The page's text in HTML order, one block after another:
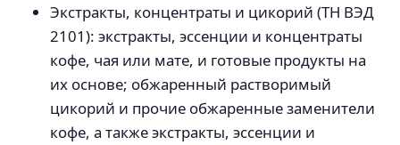
Экстракты, концентраты и цикорий (ТН ВЭД
2101): экстракты, эссенции и концентраты
кофе, чая или мате, и готовые продукты на
их основе; обжаренный растворимый
цикорий и прочие обжаренные заменители
кофе, а также экстракты, эссенции и